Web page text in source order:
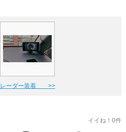
レーダー装着 >>
イイね！0件